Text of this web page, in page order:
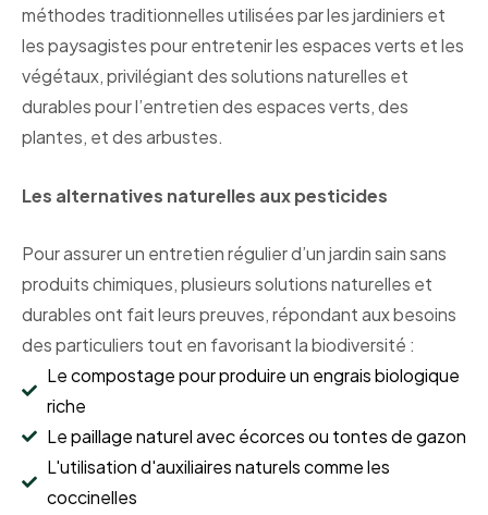
méthodes traditionnelles utilisées par les jardiniers et
les paysagistes pour entretenir les espaces verts et les
végétaux, privilégiant des solutions naturelles et
durables pour l’entretien des espaces verts, des
plantes, et des arbustes.
Les alternatives naturelles aux pesticides
Pour assurer un entretien régulier d’un jardin sain sans
produits chimiques, plusieurs solutions naturelles et
durables ont fait leurs preuves, répondant aux besoins
des particuliers tout en favorisant la biodiversité :
Le compostage pour produire un engrais biologique
riche
Le paillage naturel avec écorces ou tontes de gazon
L'utilisation d'auxiliaires naturels comme les
coccinelles